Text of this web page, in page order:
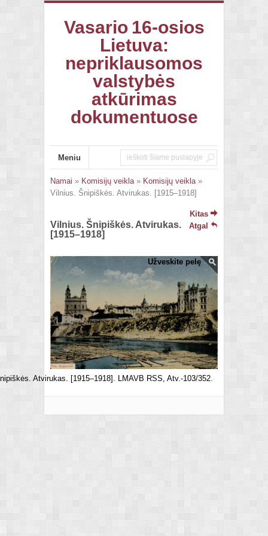
Vasario 16-osios
Lietuva:
nepriklausomos
valstybės
atkūrimas
dokumentuose
Meniu
Namai » Komisijų veikla » Komisijų veikla »
Vilnius. Šnipiškės. Atvirukas. [1915–1918]
Kitas
Atgal
Vilnius. Šnipiškės. Atvirukas.
[1915–1918]
Užveskite pelę
Atvirukas. [1915–1918]. LMAVB RSS, Atv.-103/352.